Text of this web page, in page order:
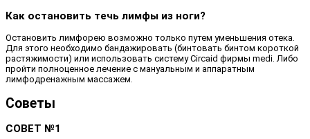
Как остановить течь лимфы из ноги?
Остановить лимфорею возможно только путем уменьшения отека.
Для этого необходимо бандажировать (бинтовать бинтом короткой
растяжимости) или использовать систему Circaid фирмы medi. Либо
пройти полноценное лечение с мануальным и аппаратным
лимфодренажным массажем.
Советы
СОВЕТ №1